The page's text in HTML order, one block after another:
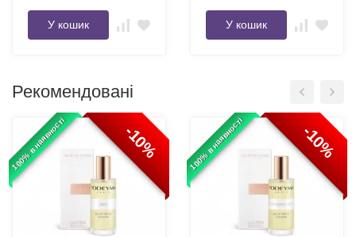
У кошик У кошик
Рекомендовані
100% в наявності -10% 100% в наявності -10%